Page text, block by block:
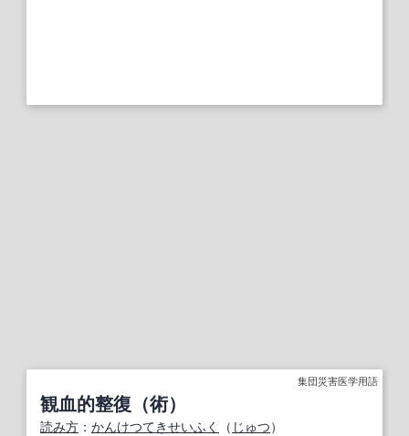
集団災害医学用語
観血的整復（術）
読み方 ： かんけつてきせいふく （ じゅつ）